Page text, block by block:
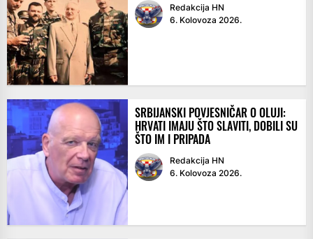
Redakcija HN
6. Kolovoza 2026.
SRBIJANSKI POVJESNIČAR O OLUJI:
HRVATI IMAJU ŠTO SLAVITI, DOBILI SU
ŠTO IM I PRIPADA
Redakcija HN
6. Kolovoza 2026.